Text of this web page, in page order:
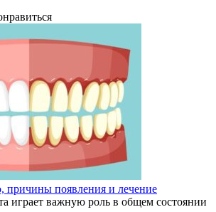
причины появления и лечение
играет важную роль в общем состоянии